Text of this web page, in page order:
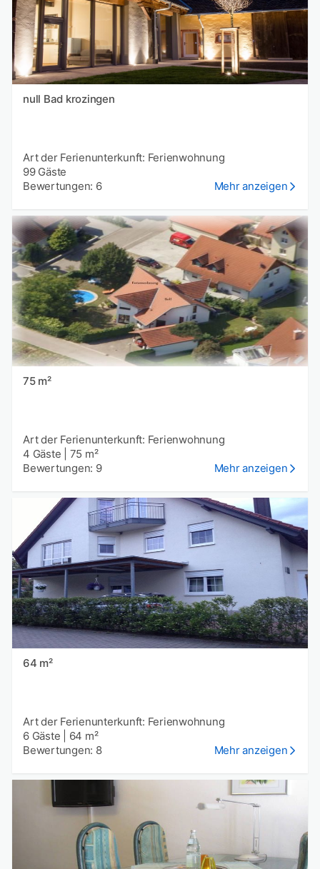
null Bad krozingen
Art der Ferienunterkunft: Ferienwohnung
99 Gäste
Bewertungen: 6
Mehr anzeigen
75 m²
Art der Ferienunterkunft: Ferienwohnung
4 Gäste
75 m²
Bewertungen: 9
Mehr anzeigen
64 m²
Art der Ferienunterkunft: Ferienwohnung
6 Gäste
64 m²
Bewertungen: 8
Mehr anzeigen